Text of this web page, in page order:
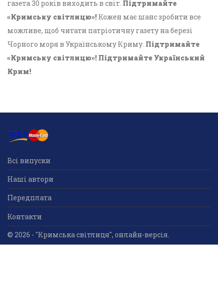
газета 30 років виходить в світ. Підтримайте
«Кримську світлицю»! Кожен має шанс зробити все
можливе, щоб читати патріотичну газету на березі
Чорного моря в Українському Криму. Підтримайте
«Кримську світлицю»! Підтримайте Український
Крим!
Всі випуски
Наші автори
Передплата
Контакти
© 2026 - "Кримська світлиця", онлайн-версія.